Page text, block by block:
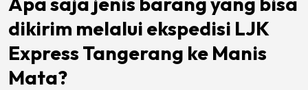
dikirim melalui ekspedisi LJK
Express Tangerang ke Manis
Mata?